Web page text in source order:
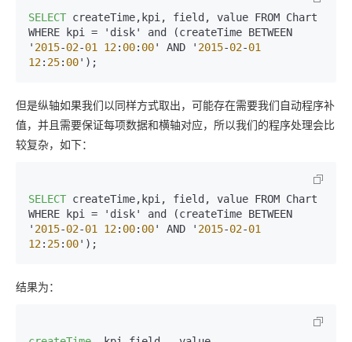
SELECT createTime,kpi, field, value FROM Chart
WHERE kpi = 'disk' and (createTime BETWEEN
' 2015-02-01 12: 00: 00' AND ' 2015-02-01
12: 25: 00
但是纵轴如果我们以同样方式取出，可能存在需要我们自动程序补
值，并且需要保证每项数据和横轴对应，所以我们的程序处理会比
较复杂，如下：
SELECT createTime,kpi, field, value FROM Chart
WHERE kpi = 'disk' and (createTime BETWEEN
' 2015-02-01 12: 00: 00' AND ' 2015-02-01
12: 25: 00
结果为：